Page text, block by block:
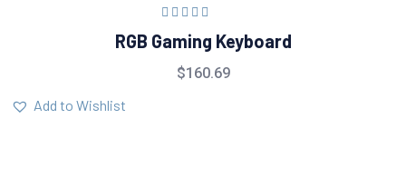
Rated 5.00 out
of 5
RGB Gaming Keyboard
$160.69
Add to Wishlist